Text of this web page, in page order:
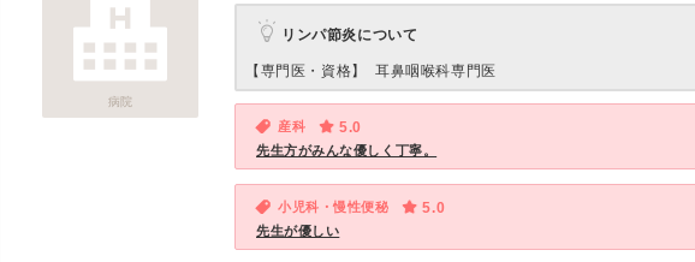
病院
リンパ節炎について
【専門医・資格】 耳鼻咽喉科専門医
産科 5.0
先生方がみんな優しく丁寧。
小児科・慢性便秘 5.0
先生が優しい